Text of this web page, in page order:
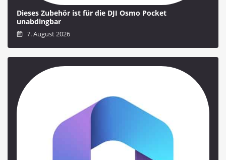
Dieses Zubehör ist für die DJI Osmo Pocket
unabdingbar
7. August 2026